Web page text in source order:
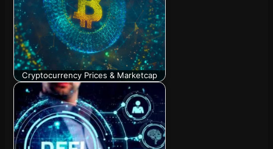
Cryptocurrency Prices & Marketcap